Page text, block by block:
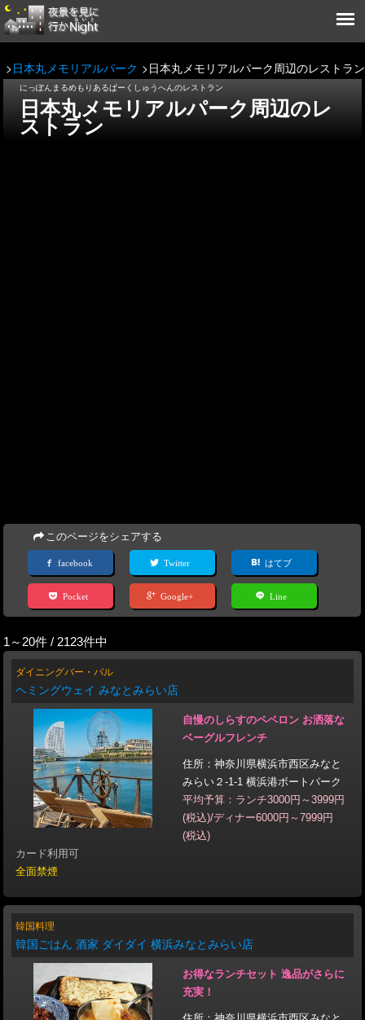
日本丸メモリアルパーク 日本丸メモリアルパーク周辺のレストラン
にっぽんまるめもりあるぱーくしゅうへんのレストラン
日本丸メモリアルパーク周辺のレ
ストラン
このページをシェアする
facebook Twitter はてブ
Pocket Google+ Line
1～20件 / 2123件中
ダイニングバー・バル
ヘミングウェイ みなとみらい店
自慢のしらすのペペロン お洒落な
ベーグルフレンチ
住所：神奈川県横浜市西区みなと
みらい２-1-1 横浜港ボートパーク
平均予算：ランチ3000円～3999円
(税込)/ディナー6000円～7999円
(税込)
カード利用可
全面禁煙
韓国料理
韓国ごはん 酒家 ダイダイ 横浜みなとみらい店
お得なランチセット 逸品がさらに
充実！